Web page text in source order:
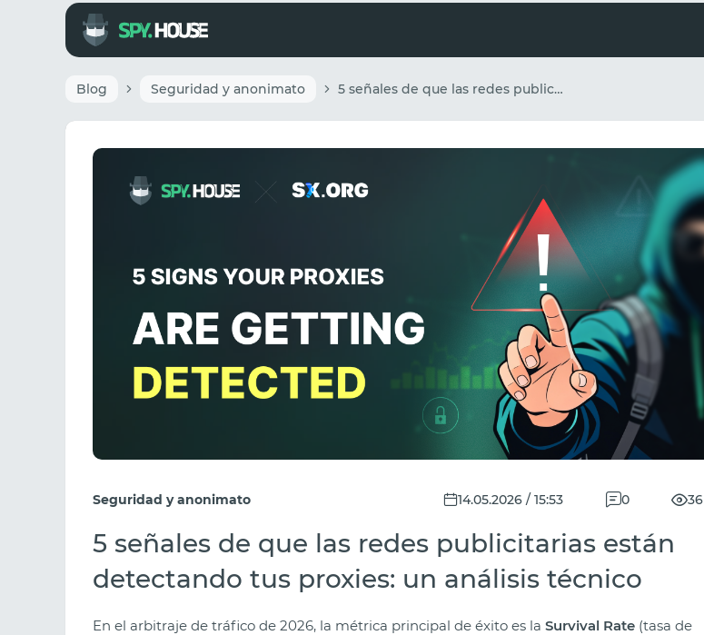
Blog Seguridad y anonimato 5 señales de que las redes publicitarias están detectando tus proxies: un análisis técnico
Seguridad y anonimato 14.05.2026 / 15:53 0 36
5 señales de que las redes publicitarias están
detectando tus proxies: un análisis técnico
En el arbitraje de tráfico de 2026, la métrica principal de éxito es la Survival Rate (tasa de